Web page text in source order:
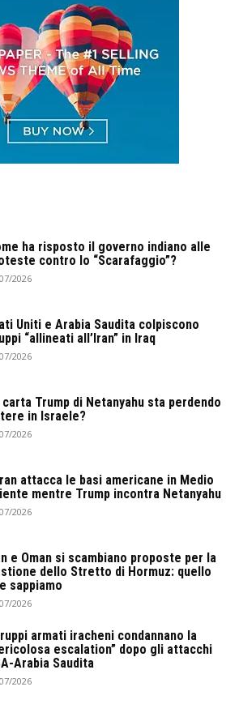
ha risposto il governo indiano alle
contro lo “Scarafaggio”?
2026
Uniti e Arabia Saudita colpiscono
“allineati all’Iran” in Iraq
2026
carta Trump di Netanyahu sta perdendo
in Israele?
2026
attacca le basi americane in Medio
mentre Trump incontra Netanyahu
2026
e Oman si scambiano proposte per la
dello Stretto di Hormuz: quello
sappiamo
2026
armati iracheni condannano la
escalation” dopo gli attacchi
Arabia Saudita
2026